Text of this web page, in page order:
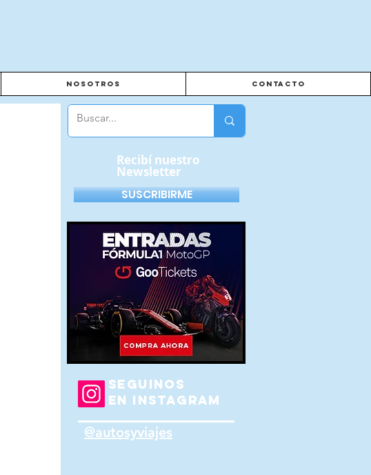
Nosotros Contacto
SEGUINOS
EN INSTAGRAM
@autosyviajes
Recibí nuestro
Newsletter
SUSCRIBIRME